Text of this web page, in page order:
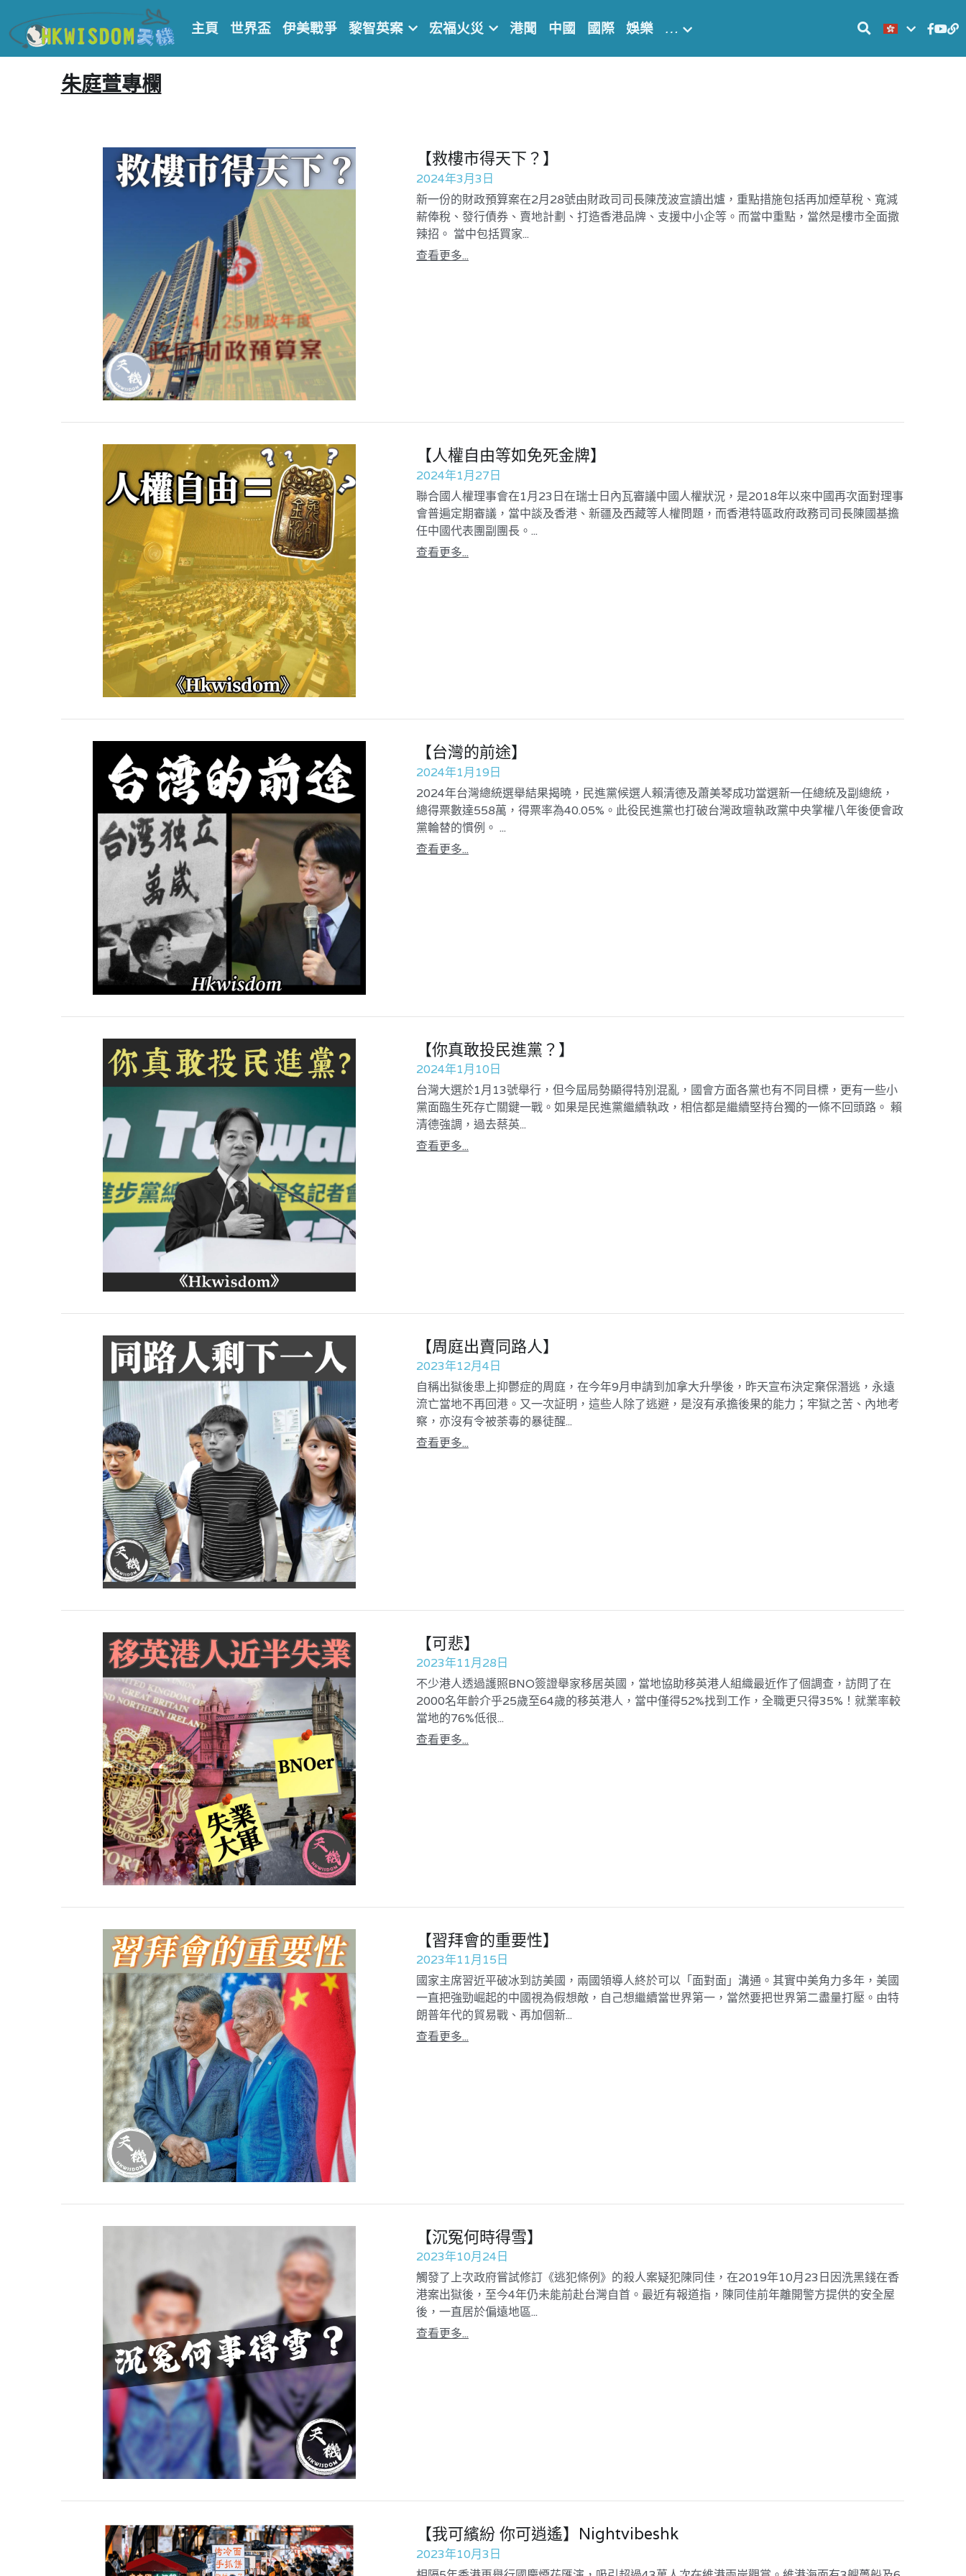
主頁 世界盃 伊美戰爭 黎智英案 宏福火災 港聞 中國 國際 娛樂 …
朱庭萱專欄
【救樓市得天下？】
2024年3月3日
新一份的財政預算案在2月28號由財政司司長陳茂波宣讀出爐，重點措施包括再加煙草稅、寬減
薪俸稅、發行債券、賣地計劃、打造香港品牌、支援中小企等。而當中重點，當然是樓市全面撒
辣招。 當中包括買家...
查看更多...
【人權自由等如免死金牌】
2024年1月27日
聯合國人權理事會在1月23日在瑞士日內瓦審議中國人權狀況，是2018年以來中國再次面對理事
會普遍定期審議，當中談及香港、新疆及西藏等人權問題，而香港特區政府政務司司長陳國基擔
任中國代表團副團長。...
查看更多...
【台灣的前途】
2024年1月19日
2024年台灣總統選舉結果揭曉，民進黨候選人賴清德及蕭美琴成功當選新一任總統及副總統，
總得票數達558萬，得票率為40.05%。此役民進黨也打破台灣政壇執政黨中央掌權八年後便會政
黨輪替的慣例。 ...
查看更多...
【你真敢投民進黨？】
2024年1月10日
台灣大選於1月13號舉行，但今屆局勢顯得特別混亂，國會方面各黨也有不同目標，更有一些小
黨面臨生死存亡關鍵一戰。如果是民進黨繼續執政，相信都是繼續堅持台獨的一條不回頭路。 賴
清德強調，過去蔡英...
查看更多...
【周庭出賣同路人】
2023年12月4日
自稱出獄後患上抑鬱症的周庭，在今年9月申請到加拿大升學後，昨天宣布決定棄保潛逃，永遠
流亡當地不再回港。又一次証明，這些人除了逃避，是沒有承擔後果的能力；牢獄之苦、內地考
察，亦沒有令被荼毒的暴徒醒...
查看更多...
【可悲】
2023年11月28日
不少港人透過護照BNO簽證舉家移居英國，當地協助移英港人組織最近作了個調查，訪問了在
2000名年齡介乎25歲至64歲的移英港人，當中僅得52%找到工作，全職更只得35%！就業率較
當地的76%低很...
查看更多...
【習拜會的重要性】
2023年11月15日
國家主席習近平破冰到訪美國，兩國領導人終於可以「面對面」溝通。其實中美角力多年，美國
一直把強勁崛起的中國視為假想敵，自己想繼續當世界第一，當然要把世界第二盡量打壓。由特
朗普年代的貿易戰、再加個新...
查看更多...
【沉冤何時得雪】
2023年10月24日
觸發了上次政府嘗試修訂《逃犯條例》的殺人案疑犯陳同佳，在2019年10月23日因洗黑錢在香
港案出獄後，至今4年仍未能前赴台灣自首。最近有報道指，陳同佳前年離開警方提供的安全屋
後，一直居於偏遠地區...
查看更多...
【我可繽紛 你可逍遙】Nightvibeshk
2023年10月3日